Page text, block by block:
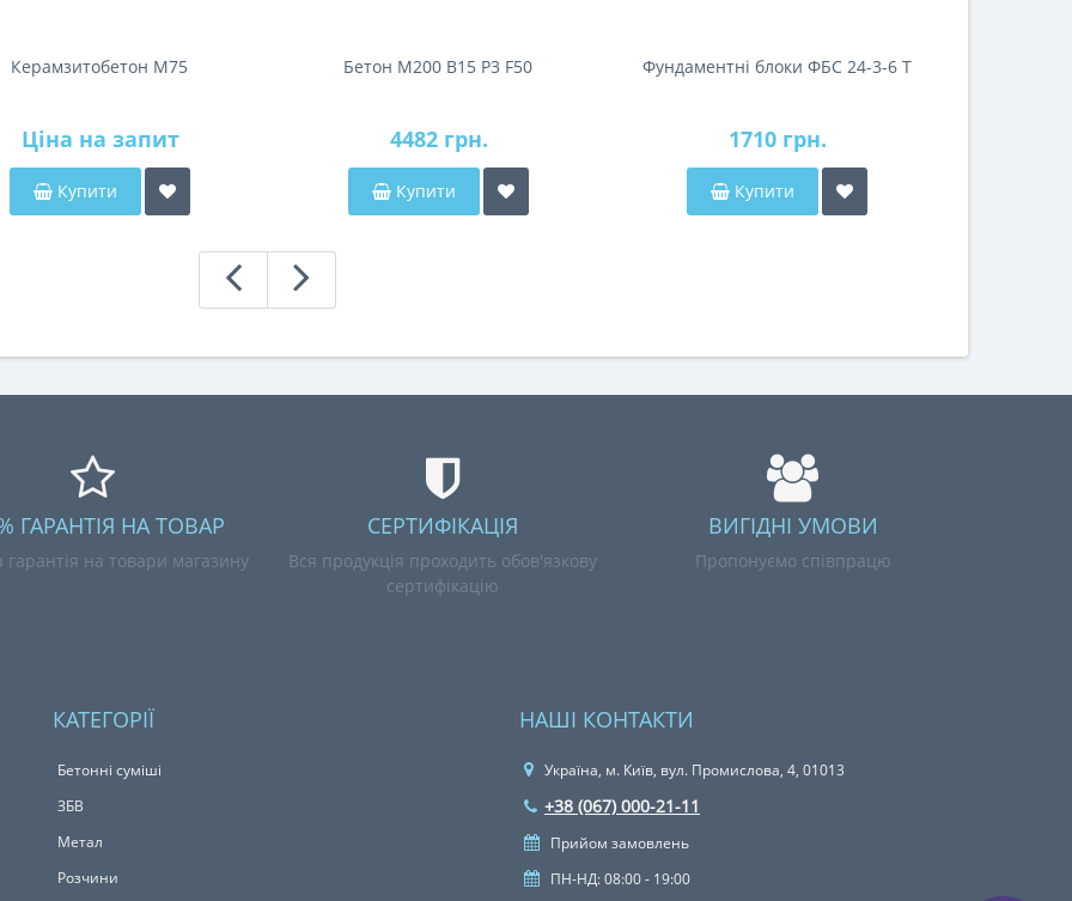
Керамзитобетон М75
Ціна на запит
Купити
Бетон М200 В15 Р3 F50
4482 грн.
Купити
Фундаментні блоки ФБС 24-3-6 Т
1710 грн.
Купити
ГАРАНТІЯ НА ТОВАР
гарантія на товари магазину
СЕРТИФІКАЦІЯ
Вся продукція проходить обов'язкову
сертифікацію
ВИГІДНІ УМОВИ
Пропонуємо співпрацю
КАТЕГОРІЇ
Бетонні сумiшi
ЗБВ
Метал
Розчини
НАШІ КОНТАКТИ
Україна, м. Київ, вул. Промислова, 4, 01013
+38 (067) 000-21-11
Прийом замовлень
ПН-НД: 08:00 - 19:00